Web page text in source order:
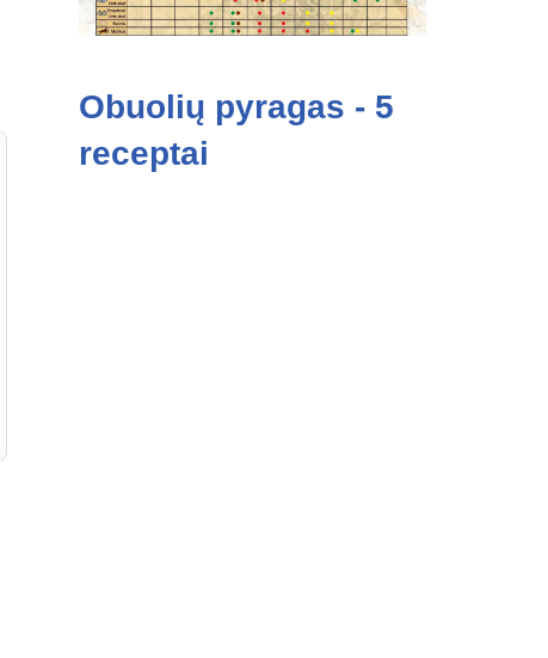
Obuolių pyragas - 5
receptai